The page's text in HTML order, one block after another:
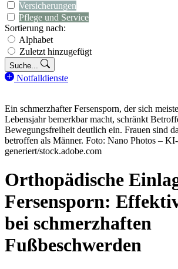
Versicherungen
Pflege und Service
Sortierung nach:
Alphabet
Zuletzt hinzugefügt
Suche...
Notfalldienste
Ein schmerzhafter Fersensporn, der sich
Lebensjahr bemerkbar macht, schränkt
Bewegungsfreiheit deutlich ein. Frauen sind
betroffen als Männer. Foto: Nano Photos – KI-
generiert/stock.adobe.com
Orthopädische
Fersensporn:
bei schmerzhaften
Fußbeschwerden